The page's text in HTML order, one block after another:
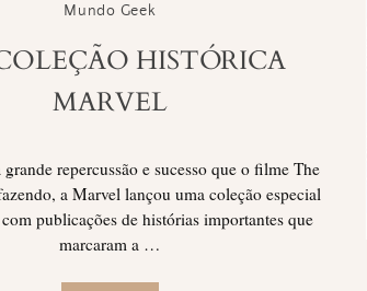
Mundo Geek
HISTÓRICA
MARVEL
repercussão e sucesso que o filme The
a Marvel lançou uma coleção especial
publicações de histórias importantes que
marcaram a …